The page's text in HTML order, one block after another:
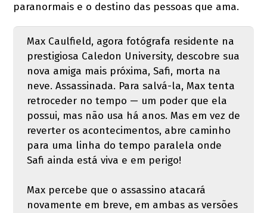
paranormais e o destino das pessoas que ama.
Max Caulfield, agora fotógrafa residente na
prestigiosa Caledon University, descobre sua
nova amiga mais próxima, Safi, morta na
neve. Assassinada. Para salvá-la, Max tenta
retroceder no tempo — um poder que ela
possui, mas não usa há anos. Mas em vez de
reverter os acontecimentos, abre caminho
para uma linha do tempo paralela onde
Safi ainda está viva e em perigo!
Max percebe que o assassino atacará
novamente em breve, em ambas as versões